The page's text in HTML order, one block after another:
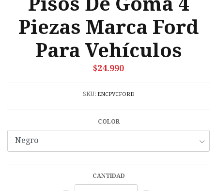
Piezas Marca Ford
Para Vehículos
$24.990
SKU: ENCPVCFORD
COLOR
CANTIDAD